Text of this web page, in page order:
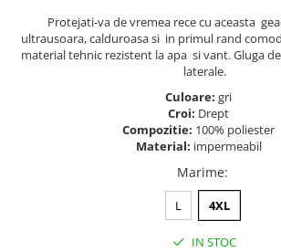
Protejati-va de vremea rece cu aceasta
ultrausoara, calduroasa si in primul rand
material tehnic rezistent la apa si vant. Gluga
laterale.
Culoare: gri
Croi: Drept
Compozitie: 100% poliester
Material: impermeabil
Marime:
L 4XL
IN STOC